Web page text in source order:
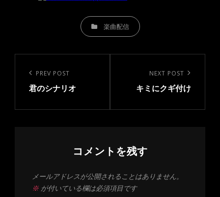
CATEGORIES楽曲配信
ビ
Previous
Post
PREV POST
君のシナリオ
Post
NEXT POST
キミにクギ付け
コメントを残す
メールアドレスが公開されることはありません。
※が付いている欄は必須項目です